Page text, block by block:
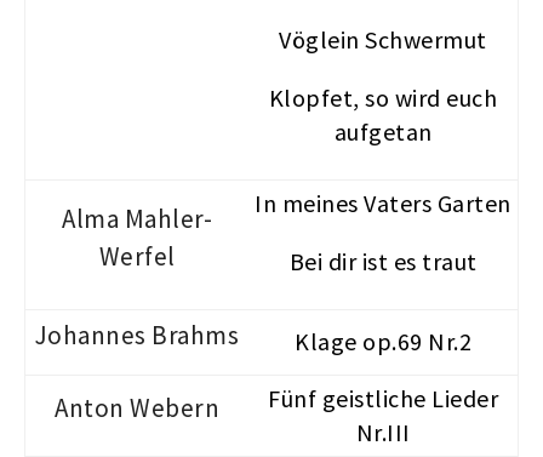
Vöglein Schwermut
Klopfet, so wird euch
aufgetan
Alma Mahler-
Werfel
In meines Vaters Garten
Bei dir ist es traut
Johannes Brahms Klage op.69 Nr.2
Anton Webern
Fünf geistliche Lieder
Nr.III